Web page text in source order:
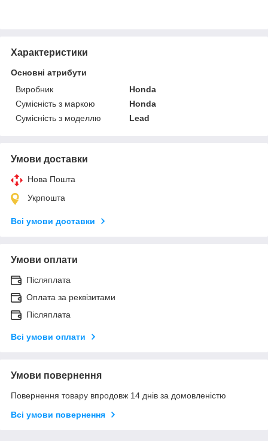
Характеристики
Основні атрибути
Виробник
Honda
Сумісність з маркою
Honda
Сумісність з моделлю
Lead
Умови доставки
Нова Пошта
Укрпошта
Всі умови доставки
Умови оплати
Післяплата
Оплата за реквізитами
Післяплата
Всі умови оплати
Умови повернення
Повернення товару впродовж 14 днів за домовленістю
Всі умови повернення